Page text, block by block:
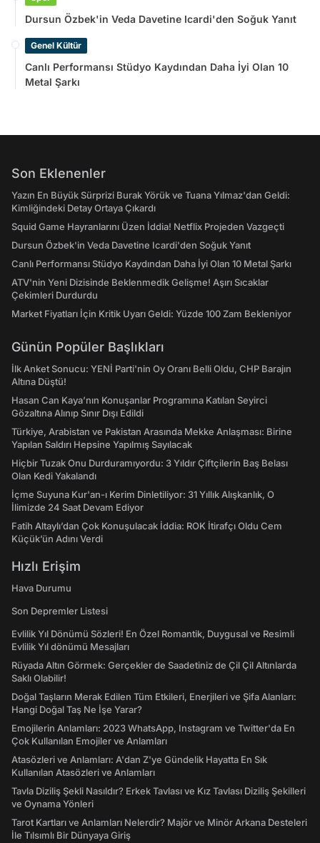
Dursun Özbek'in Veda Davetine Icardi'den Soğuk Yanıt
Genel Kültür
Canlı Performansı Stüdyo Kaydından Daha İyi Olan 10
Metal Şarkı
Son Eklenenler
Yazın En Büyük Sürprizi Burak Yörük ve Tuana Yılmaz'dan Geldi:
Kimliğindeki Detay Ortaya Çıkardı
Squid Game Hayranlarını Üzen İddia! Netflix Projeden Vazgeçti
Dursun Özbek'in Veda Davetine Icardi'den Soğuk Yanıt
Canlı Performansı Stüdyo Kaydından Daha İyi Olan 10 Metal Şarkı
ATV'nin Yeni Dizisinde Beklenmedik Gelişme! Aşırı Sıcaklar
Çekimleri Durdurdu
Market Fiyatları İçin Kritik Uyarı Geldi: Yüzde 100 Zam Bekleniyor
Günün Popüler Başlıkları
İlk Anket Sonucu: YENİ Parti'nin Oy Oranı Belli Oldu, CHP Barajın
Altına Düştü!
Hasan Can Kaya’nın Konuşanlar Programına Katılan Seyirci
Gözaltına Alınıp Sınır Dışı Edildi
Türkiye, Arabistan ve Pakistan Arasında Mekke Anlaşması: Birine
Yapılan Saldırı Hepsine Yapılmış Sayılacak
Hiçbir Tuzak Onu Durduramıyordu: 3 Yıldır Çiftçilerin Baş Belası
Olan Kedi Yakalandı
İçme Suyuna Kur'an-ı Kerim Dinletiliyor: 31 Yıllık Alışkanlık, O
İlimizde 24 Saat Devam Ediyor
Fatih Altaylı’dan Çok Konuşulacak İddia: ROK İtirafçı Oldu Cem
Küçük’ün Adını Verdi
Hızlı Erişim
Hava Durumu
Son Depremler Listesi
Evlilik Yıl Dönümü Sözleri! En Özel Romantik, Duygusal ve Resimli
Evlilik Yıl dönümü Mesajları
Rüyada Altın Görmek: Gerçekler de Saadetiniz de Çil Çil Altınlarda
Saklı Olabilir!
Doğal Taşların Merak Edilen Tüm Etkileri, Enerjileri ve Şifa Alanları:
Hangi Doğal Taş Ne İşe Yarar?
Emojilerin Anlamları: 2023 WhatsApp, Instagram ve Twitter'da En
Çok Kullanılan Emojiler ve Anlamları
Atasözleri ve Anlamları: A'dan Z'ye Gündelik Hayatta En Sık
Kullanılan Atasözleri ve Anlamları
Tavla Diziliş Şekli Nasıldır? Erkek Tavlası ve Kız Tavlası Diziliş Şekilleri
ve Oynama Yönleri
Tarot Kartları ve Anlamları Nelerdir? Majör ve Minör Arkana Desteleri
İle Tılsımlı Bir Dünyaya Giriş